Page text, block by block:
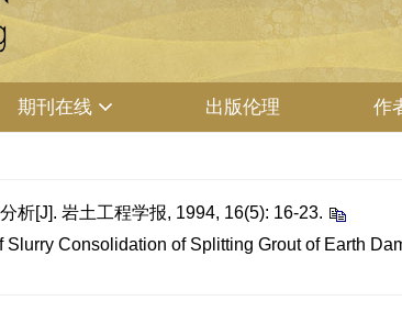
期刊在线 出版伦理 作
析[J]. 岩土工程学报, 1994, 16(5): 16-23.
Consolidation of Splitting Grout of Earth